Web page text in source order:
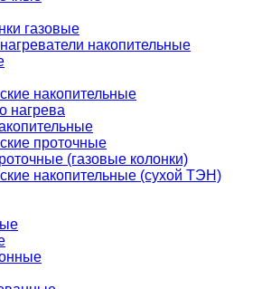
газовые
накопительные
накопительные
нагрева
проточные
(газовые колонки)
накопительные (сухой ТЭН)